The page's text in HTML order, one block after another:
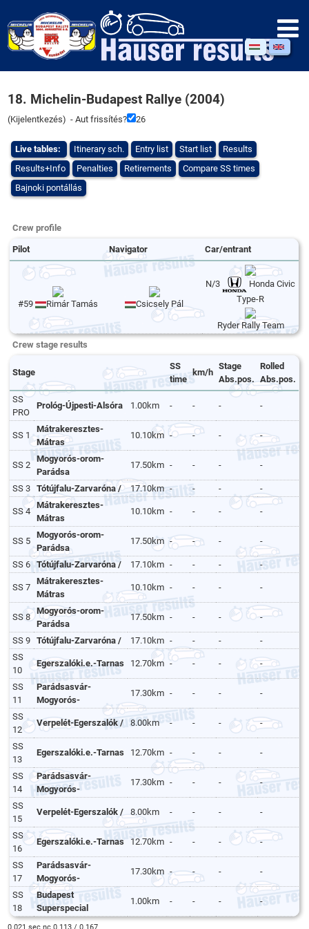
18. Michelin-Budapest Rallye (2004)
(Kijelentkezés) - Aut frissítés? 26
Live tables: Itinerary sch. Entry list Start list
Results
Results+Info
Penalties Retirements
Compare SS times
Bajnoki pontállás
Crew profile
Pilot Navigator Car/entrant
#59 Rimár Tamás Csicsely Pál
N/3
Honda Civic
Type-R
Ryder Rally Team
Crew stage results
Stage
SS
time
km/h
Stage
Abs.pos.
Rolled
Abs.pos.
SS
PRO
Prológ-Újpesti-Alsóra 1.00km - - - -
SS 1
Mátrakeresztes-
Mátras
10.10km - - - -
SS 2
Mogyorós-orom-
Parádsa
17.50km - - - -
SS 3 Tótújfalu-Zarvaróna / 17.10km - - - -
SS 4
Mátrakeresztes-
Mátras
10.10km - - - -
SS 5
Mogyorós-orom-
Parádsa
17.50km - - - -
SS 6 Tótújfalu-Zarvaróna / 17.10km - - - -
SS 7
Mátrakeresztes-
Mátras
10.10km - - - -
SS 8
Mogyorós-orom-
Parádsa
17.50km - - - -
SS 9 Tótújfalu-Zarvaróna / 17.10km - - -
-
SS
10
Egerszalóki.e.-Tarnas 12.70km - - - -
SS
11
Parádsasvár-
Mogyorós-
17.30km - - - -
SS
12
Verpelét-Egerszalók / 8.00km - - - -
SS
13
Egerszalóki.e.-Tarnas 12.70km - - - -
SS
14
Parádsasvár-
Mogyorós-
17.30km - - - -
SS
15
Verpelét-Egerszalók / 8.00km - - - -
SS
16
Egerszalóki.e.-Tarnas 12.70km - - - -
SS
17
Parádsasvár-
Mogyorós-
17.30km - - - -
SS
18
Budapest
Superspecial
1.00km - - - -